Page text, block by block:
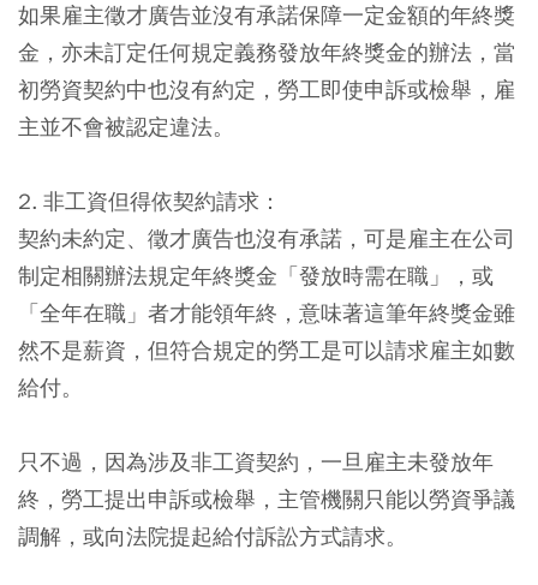
如果雇主徵才廣告並沒有承諾保障一定金額的年終獎
金，亦未訂定任何規定義務發放年終獎金的辦法，當
初勞資契約中也沒有約定，勞工即使申訴或檢舉，雇
主並不會被認定違法。
2. 非工資但得依契約請求：
契約未約定、徵才廣告也沒有承諾，可是雇主在公司
制定相關辦法規定年終獎金「發放時需在職」，或
「全年在職」者才能領年終，意味著這筆年終獎金雖
然不是薪資，但符合規定的勞工是可以請求雇主如數
給付。
只不過，因為涉及非工資契約，一旦雇主未發放年
終，勞工提出申訴或檢舉，主管機關只能以勞資爭議
調解，或向法院提起給付訴訟方式請求。